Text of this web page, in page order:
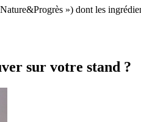
») dont les
sur votre stand ?